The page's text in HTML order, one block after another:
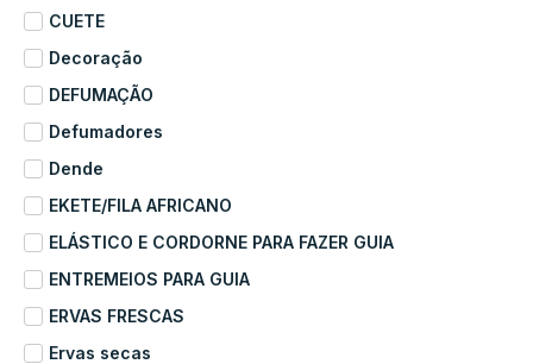
CUETE
Decoração
DEFUMAÇÃO
Defumadores
Dende
EKETE/FILA AFRICANO
ELÁSTICO E CORDORNE PARA FAZER GUIA
ENTREMEIOS PARA GUIA
ERVAS FRESCAS
Ervas secas